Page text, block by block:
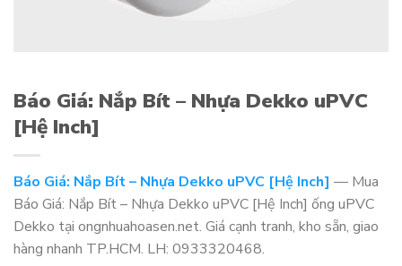
Báo Giá: Nắp Bít – Nhựa Dekko uPVC
[Hệ Inch]
Báo Giá: Nắp Bít – Nhựa Dekko uPVC [Hệ Inch] — Mua
Báo Giá: Nắp Bít – Nhựa Dekko uPVC [Hệ Inch] ống uPVC
Dekko tại ongnhuahoasen.net. Giá cạnh tranh, kho sẵn, giao
hàng nhanh TP.HCM. LH: 0933320468.